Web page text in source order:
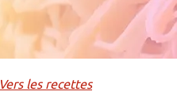
Vers les recettes